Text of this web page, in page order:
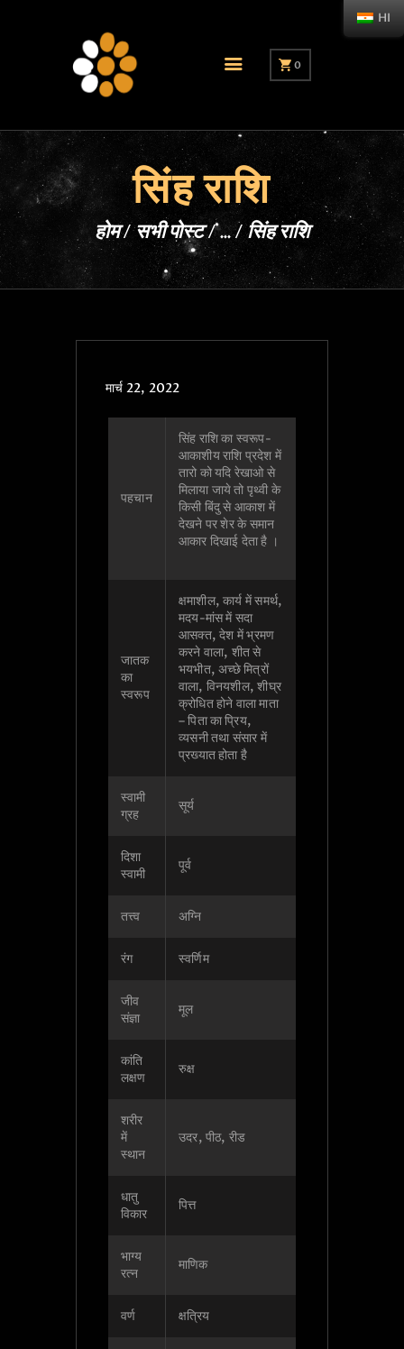
0
सिंह राशि
होम सभी पोस्ट ... सिंह राशि
मार्च 22, 2022
पहचान
सिंह राशि का स्वरूप-
आकाशीय राशि प्रदेश में
तारो को यदि रेखाओ से
मिलाया जाये तो पृथ्वी के
किसी बिंदु से आकाश में
देखने पर शेर के समान
आकार दिखाई देता है ।
जातक
का
स्वरूप
क्षमाशील, कार्य में समर्थ,
मदय-मांस में सदा
आसक्त, देश में भ्रमण
करने वाला, शीत से
भयभीत, अच्छे मित्रों
वाला, विनयशील, शीघ्र
क्रोधित होने वाला माता
– पिता का प्रिय,
व्यसनी तथा संसार में
प्रख्यात होता है
स्वामी
ग्रह
सूर्य
दिशा
स्वामी
पूर्व
तत्त्व अग्नि
रंग स्वर्णिम
जीव
संज्ञा
मूल
कांति
लक्षण
रुक्ष
शरीर
में
स्थान
उदर, पीठ, रीड
धातु
विकार
पित्त
भाग्य
रत्न
माणिक
वर्ण क्षत्रिय
HI